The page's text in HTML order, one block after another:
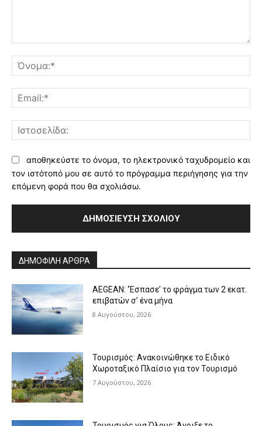
αποθηκεύστε το όνομα, το ηλεκτρονικό ταχυδρομείο και
τον ιστότοπό μου σε αυτό το πρόγραμμα περιήγησης για την
επόμενη φορά που θα σχολιάσω.
ΔΗΜΟΦΙΛΗ ΑΡΘΡΑ
AEGEAN: ‘Έσπασε’ το φράγμα των 2 εκατ.
επιβατών σ’ ένα μήνα
8 Αυγούστου, 2026
Τουρισμός: Ανακοινώθηκε το Ειδικό
Χωροταξικό Πλαίσιο για τον Τουρισμό
7 Αυγούστου, 2026